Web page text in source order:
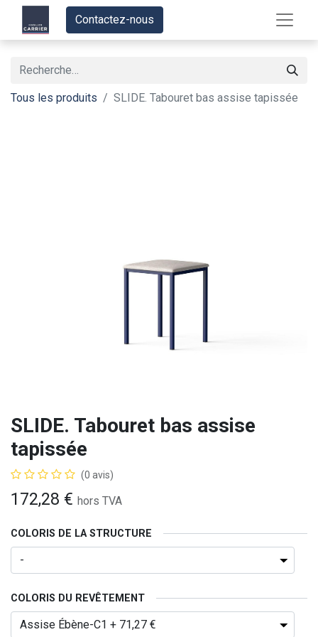
Contactez-nous
Tous les produits SLIDE. Tabouret bas assise tapissée
SLIDE. Tabouret bas assise
tapissée
(0 avis)
172,28 € hors TVA
COLORIS DE LA STRUCTURE
COLORIS DU REVÊTEMENT